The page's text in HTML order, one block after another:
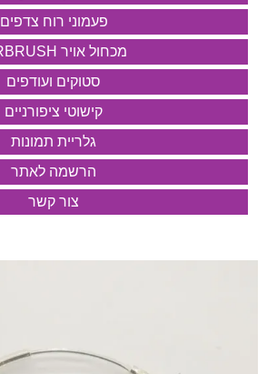
פעמוני רוח צדפים
מכחול אויר AIRBRUSH
סטוקים ועודפים
קישוטי ציפורניים
גלריית תמונות
הרשמה לאתר
צור קשר